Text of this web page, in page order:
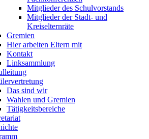
Mitglieder des Schulvorstands
Mitglieder der Stadt- und
Kreiselternräte
Gremien
Hier arbeiten Eltern mit
Kontakt
Linksammlung
Das sind wir
Wahlen und Gremien
Tätigkeitsbereiche